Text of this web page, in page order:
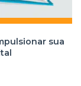
sua